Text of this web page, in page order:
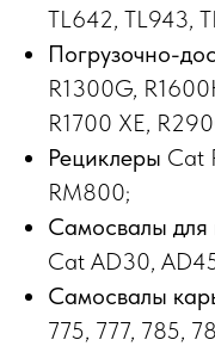
TL642, TL943,
Погрузочно-
R1300G,
R1700 XE,
Рециклеры Cat
RM800;
Самосвалы для
Cat AD30,
Самосвалы
775, 777, 785,